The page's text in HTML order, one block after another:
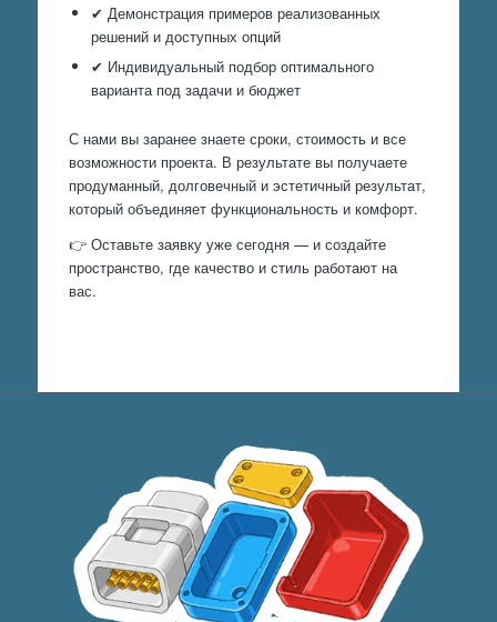
✔ Демонстрация примеров реализованных
решений и доступных опций
✔ Индивидуальный подбор оптимального
варианта под задачи и бюджет
С нами вы заранее знаете сроки, стоимость и все
возможности проекта. В результате вы получаете
продуманный, долговечный и эстетичный результат,
который объединяет функциональность и комфорт.
👉 Оставьте заявку уже сегодня — и создайте
пространство, где качество и стиль работают на
вас.